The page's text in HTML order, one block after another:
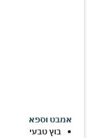
אמבט וספא
בוץ טבעי